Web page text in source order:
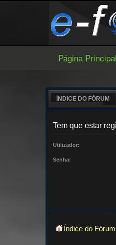
Página Principal
ÍNDICE DO FÓRUM
Tem que estar
Utilizador:
Senha:
Índice do Fórum